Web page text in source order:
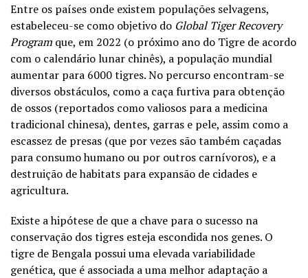
Entre os países onde existem populações selvagens,
estabeleceu-se como objetivo do Global Tiger Recovery
Program que, em 2022 (o próximo ano do Tigre de acordo
com o calendário lunar chinês), a população mundial
aumentar para 6000 tigres. No percurso encontram-se
diversos obstáculos, como a caça furtiva para obtenção
de ossos (reportados como valiosos para a medicina
tradicional chinesa), dentes, garras e pele, assim como a
escassez de presas (que por vezes são também caçadas
para consumo humano ou por outros carnívoros), e a
destruição de habitats para expansão de cidades e
agricultura.
Existe a hipótese de que a chave para o sucesso na
conservação dos tigres esteja escondida nos genes. O
tigre de Bengala possui uma elevada variabilidade
genética, que é associada a uma melhor adaptação a